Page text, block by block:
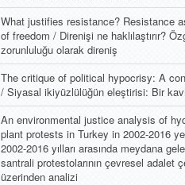
What justifies resistance? Resistance
of freedom / Direnişi ne haklılaştırır?
zorunluluğu olarak direniş
The critique of political hypocrisy: A
/ Siyasal ikiyüzlülüğün eleştirisi: Bir
An environmental justice analysis of
plant protests in Turkey in 2002-2016
2002-2016 yılları arasında meydana
santrali protestolarının çevresel adalet
üzerinden analizi